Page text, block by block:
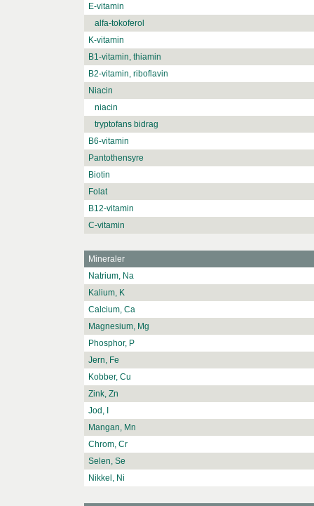
E-vitamin
alfa-tokoferol
K-vitamin
B1-vitamin, thiamin
B2-vitamin, riboflavin
Niacin
niacin
tryptofans bidrag
B6-vitamin
Pantothensyre
Biotin
Folat
B12-vitamin
C-vitamin
Mineraler
Natrium, Na
Kalium, K
Calcium, Ca
Magnesium, Mg
Phosphor, P
Jern, Fe
Kobber, Cu
Zink, Zn
Jod, I
Mangan, Mn
Chrom, Cr
Selen, Se
Nikkel, Ni